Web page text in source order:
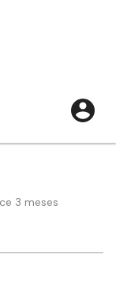
3 meses